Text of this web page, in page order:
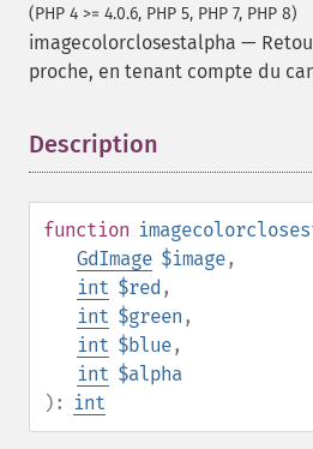
(PHP 4 >= 4.0.6, PHP 5, PHP 7, PHP 8)
imagecolorclosestalpha —
proche, en tenant compte du
Description
function
GdImage $image,
int $red ,
int $green ,
int $blue,
int $alpha
):
int